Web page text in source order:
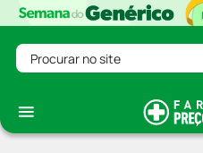
Procurar no site